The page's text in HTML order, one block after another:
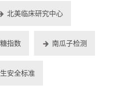
北美临床研究中心
指数 南瓜子检测
安全标准